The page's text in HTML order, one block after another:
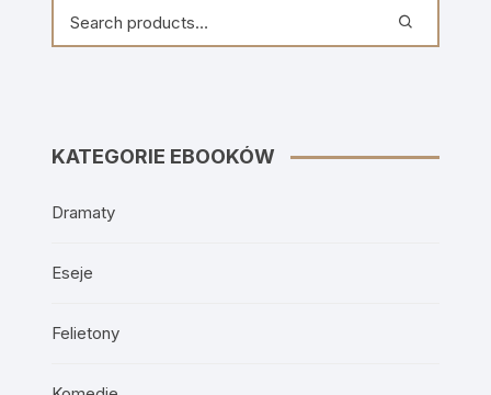
KATEGORIE EBOOKÓW
Dramaty
Eseje
Felietony